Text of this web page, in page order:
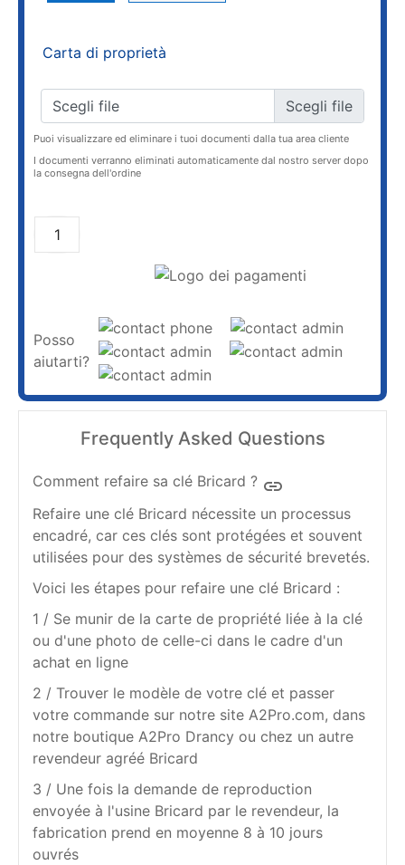
Carta di proprietà
Scegli file
Puoi visualizzare ed eliminare i tuoi documenti dalla tua area cliente
I documenti verranno eliminati automaticamente dal nostro server dopo
la consegna dell'ordine
Posso
aiutarti?
Frequently Asked Questions
Comment refaire sa clé Bricard ? insert_link
Refaire une clé Bricard nécessite un processus
encadré, car ces clés sont protégées et souvent
utilisées pour des systèmes de sécurité brevetés.
Voici les étapes pour refaire une clé Bricard :
1 / Se munir de la carte de propriété liée à la clé
ou d'une photo de celle-ci dans le cadre d'un
achat en ligne
2 / Trouver le modèle de votre clé et passer
votre commande sur notre site A2Pro.com, dans
notre boutique A2Pro Drancy ou chez un autre
revendeur agréé Bricard
3 / Une fois la demande de reproduction
envoyée à l'usine Bricard par le revendeur, la
fabrication prend en moyenne 8 à 10 jours
ouvrés